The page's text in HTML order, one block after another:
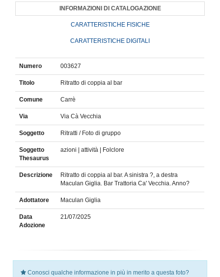
INFORMAZIONI DI CATALOGAZIONE
CARATTERISTICHE FISICHE
CARATTERISTICHE DIGITALI
Numero 003627
Titolo Ritratto di coppia al bar
Comune Carrè
Via Via Cà Vecchia
Soggetto Ritratti / Foto di gruppo
Soggetto
Thesaurus
azioni | attività | Folclore
Descrizione
Ritratto di coppia al bar. A sinistra ?, a destra
Maculan Giglia. Bar Trattoria Ca' Vecchia. Anno?
Adottatore Maculan Giglia
Data
Adozione
21/07/2025
Conosci qualche informazione in più in merito a questa foto?